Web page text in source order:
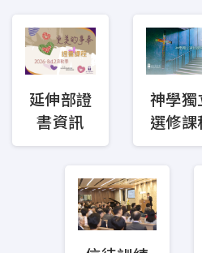
青少年事工
金齡信徒培育
教會事工
行在社區的福音
海外延伸課程
進深研讀介乎證書與碩士
延伸部證
書資訊
神學獨
選修課